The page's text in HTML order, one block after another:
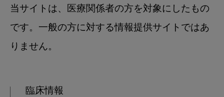
当サイトは、医療関係者の方を対象にしたもの
です。一般の方に対する情報提供サイトではあ
りません。
臨床情報